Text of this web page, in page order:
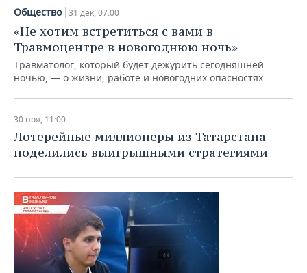
Общество 31 дек, 07:00
«Не хотим встретиться с вами в
Травмоцентре в новогоднюю ночь»
Травматолог, который будет дежурить сегодняшней
ночью, — о жизни, работе и новогодних опасностях
30 ноя, 11:00
Лотерейные миллионеры из Татарстана
поделились выигрышными стратегиями